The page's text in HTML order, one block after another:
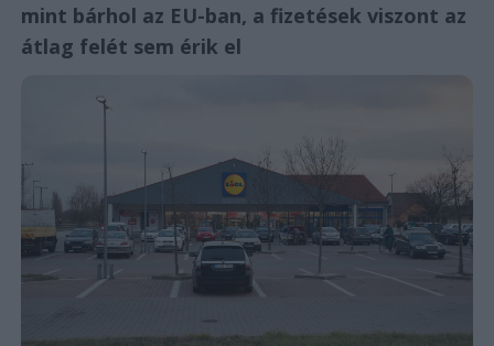
mint bárhol az EU-ban, a fizetések viszont az
átlag felét sem érik el